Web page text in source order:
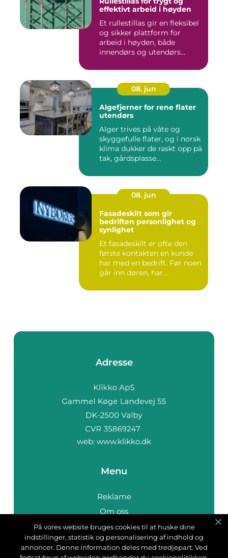
effektivt arbeid i høyden
Et rullestillas gir en fleksibel
og sikker plattform for
arbeid i høyden, både
innendørs og utendørs...
08. jun
Algefjerner for rene flater
utendørs
Alger trives på våte og
skyggefulle flater, og i norsk
klima dukker de raskt opp på
tak, gårdsplasse...
08. jun
Fasadeskilt som gir
bedriften personlighet og
synlighet
Et fasadeskilt er ofte den
første kontakten en kunde
har med en bedrift. Før noen
går inn døren, har...
Adresse
web: www.klikko.dk
Menu
Reklame
Om oss
Cookies
Kontakt Oss
Sitemap
På vores website bruges cookies til at huske dine
indstillinger, statistik og personalisering af indhold og
annoncer. Denne information deles med tredjepart. Ved